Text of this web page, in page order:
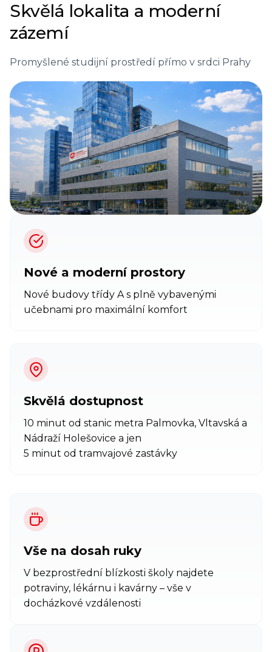
Skvělá lokalita a moderní
zázemí
Promyšlené studijní prostředí přímo v srdci Prahy
Nové a moderní prostory
Nové budovy třídy A s plně vybavenými
učebnami pro maximální komfort
Skvělá dostupnost
10 minut od stanic metra Palmovka, Vltavská a
Nádraží Holešovice a jen
5 minut od tramvajové zastávky
Vše na dosah ruky
V bezprostřední blízkosti školy najdete
potraviny, lékárnu i kavárny – vše v
docházkové vzdálenosti